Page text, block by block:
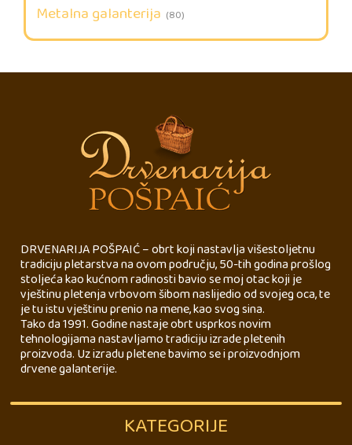
Metalna galanterija (80)
DRVENARIJA POŠPAIĆ – obrt koji nastavlja višestoljetnu
tradiciju pletarstva na ovom području, 50-tih godina prošlog
stoljeća kao kućnom radinosti bavio se moj otac koji je
vještinu pletenja vrbovom šibom naslijedio od svojeg oca, te
je tu istu vještinu prenio na mene, kao svog sina.
Tako da 1991. Godine nastaje obrt usprkos novim
tehnologijama nastavljamo tradiciju izrade pletenih
proizvoda. Uz izradu pletene bavimo se i proizvodnjom
drvene galanterije.
KATEGORIJE